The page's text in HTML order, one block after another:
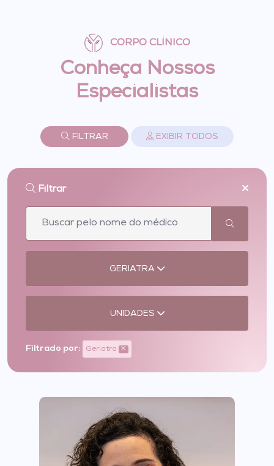
CORPO CLÍNICO
Conheça Nossos
Especialistas
FILTRAR EXIBIR TODOS
Filtrar
GERIATRA
UNIDADES
Filtrado por: Geriatra